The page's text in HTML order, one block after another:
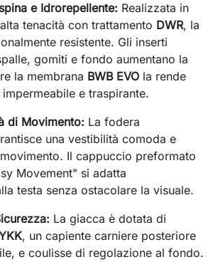
e Idrorepellente: Realizzata in
tenacità con trattamento DWR, la
resistente. Gli inserti
gomiti e fondo aumentano la
la membrana BWB EVO la rende
e traspirante.
di Movimento: La fodera
una vestibilità comoda e
Il cappuccio preformato
Movement" si adatta
testa senza ostacolare la visuale.
La giacca è dotata di
, un capiente carniere posteriore
e coulisse di regolazione al fondo.